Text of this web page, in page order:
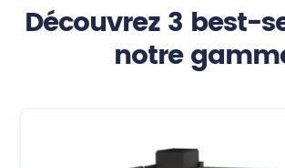
Découvrez 3 best-
notre